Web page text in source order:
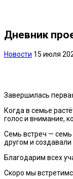
Дневник
Новости 15 июля
Завершилась
Когда в семье
голос и внимание,
Семь встреч — семь
другом и создавали
Благодарим всех
Скоро мы